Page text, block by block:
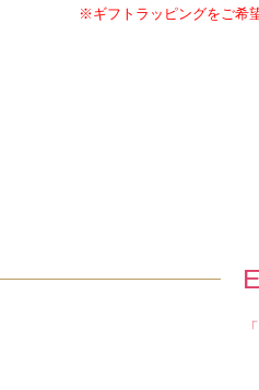
※ギフトラッピングをご希